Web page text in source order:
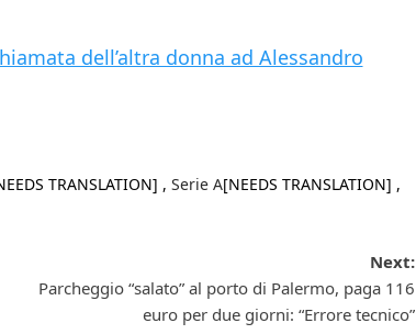
dell’altra donna ad Alessandro
TRANSLATION] , Serie A[NEEDS TRANSLATION] ,
Next:
Parcheggio “salato” al porto di Palermo, paga 116
euro per due giorni: “Errore tecnico”